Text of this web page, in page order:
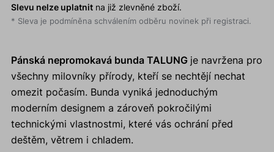
Slevu nelze uplatnitna již zlevněné zboží.
* Sleva je podmíněna schválením odběru novinek při registraci.
Pánská nepromokavá bunda TALUNG je navržena pro
všechny milovníky přírody, kteří se nechtějí nechat
omezit počasím. Bunda vyniká jednoduchým
moderním designem a zároveň pokročilými
technickými vlastnostmi, které vás ochrání před
deštěm, větrem i chladem.